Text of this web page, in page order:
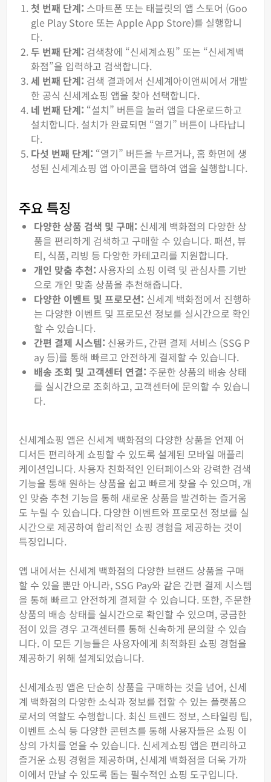
첫 번째 단계: 스마트폰 또는 태블릿의 앱 스토어 (Goo
gle Play Store 또는 Apple App Store)를 실행합니
다.
두 번째 단계: 검색창에 “신세계쇼핑” 또는 “신세계백
화점”을 입력하고 검색합니다.
세 번째 단계: 검색 결과에서 신세계아이앤씨에서 개발
한 공식 신세계쇼핑 앱을 찾아 선택합니다.
네 번째 단계: “설치” 버튼을 눌러 앱을 다운로드하고
설치합니다. 설치가 완료되면 “열기” 버튼이 나타납니
다.
다섯 번째 단계: “열기” 버튼을 누르거나, 홈 화면에 생
성된 신세계쇼핑 앱 아이콘을 탭하여 앱을 실행합니다.
주요 특징
다양한 상품 검색 및 구매: 신세계 백화점의 다양한 상
품을 편리하게 검색하고 구매할 수 있습니다. 패션, 뷰
티, 식품, 리빙 등 다양한 카테고리를 지원합니다.
개인 맞춤 추천: 사용자의 쇼핑 이력 및 관심사를 기반
으로 개인 맞춤 상품을 추천해줍니다.
다양한 이벤트 및 프로모션: 신세계 백화점에서 진행하
는 다양한 이벤트 및 프로모션 정보를 실시간으로 확인
할 수 있습니다.
간편 결제 시스템: 신용카드, 간편 결제 서비스 (SSG P
ay 등)를 통해 빠르고 안전하게 결제할 수 있습니다.
배송 조회 및 고객센터 연결: 주문한 상품의 배송 상태
를 실시간으로 조회하고, 고객센터에 문의할 수 있습니
다.
신세계쇼핑 앱은 신세계 백화점의 다양한 상품을 언제 어
디서든 편리하게 쇼핑할 수 있도록 설계된 모바일 애플리
케이션입니다. 사용자 친화적인 인터페이스와 강력한 검색
기능을 통해 원하는 상품을 쉽고 빠르게 찾을 수 있으며, 개
인 맞춤 추천 기능을 통해 새로운 상품을 발견하는 즐거움
도 누릴 수 있습니다. 다양한 이벤트와 프로모션 정보를 실
시간으로 제공하여 합리적인 쇼핑 경험을 제공하는 것이
특징입니다.
앱 내에서는 신세계 백화점의 다양한 브랜드 상품을 구매
할 수 있을 뿐만 아니라, SSG Pay와 같은 간편 결제 시스템
을 통해 빠르고 안전하게 결제할 수 있습니다. 또한, 주문한
상품의 배송 상태를 실시간으로 확인할 수 있으며, 궁금한
점이 있을 경우 고객센터를 통해 신속하게 문의할 수 있습
니다. 이 모든 기능들은 사용자에게 최적화된 쇼핑 경험을
제공하기 위해 설계되었습니다.
신세계쇼핑 앱은 단순히 상품을 구매하는 것을 넘어, 신세
계 백화점의 다양한 소식과 정보를 접할 수 있는 플랫폼으
로서의 역할도 수행합니다. 최신 트렌드 정보, 스타일링 팁,
이벤트 소식 등 다양한 콘텐츠를 통해 사용자들은 쇼핑 이
상의 가치를 얻을 수 있습니다. 신세계쇼핑 앱은 편리하고
즐거운 쇼핑 경험을 제공하며, 신세계 백화점을 더욱 가까
이에서 만날 수 있도록 돕는 필수적인 쇼핑 도구입니다.